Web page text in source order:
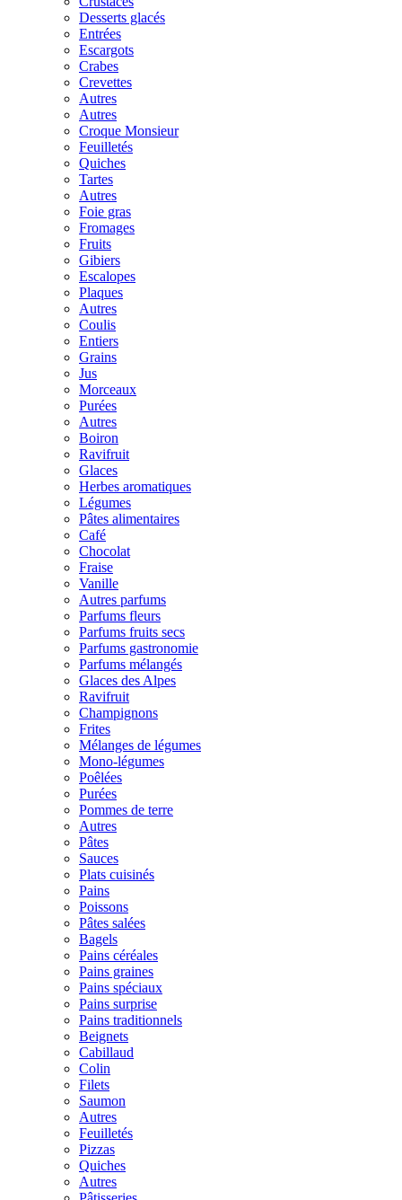
Desserts glacés
Entrées
Escargots
Crabes
Crevettes
Autres
Autres
Croque Monsieur
Feuilletés
Quiches
Tartes
Autres
Foie gras
Fromages
Fruits
Gibiers
Escalopes
Plaques
Autres
Coulis
Entiers
Grains
Jus
Morceaux
Purées
Autres
Boiron
Ravifruit
Glaces
Herbes aromatiques
Légumes
Pâtes alimentaires
Café
Chocolat
Fraise
Vanille
Autres parfums
Parfums fleurs
Parfums fruits secs
Parfums gastronomie
Parfums mélangés
Glaces des Alpes
Ravifruit
Champignons
Frites
Mélanges de légumes
Mono-légumes
Poêlées
Purées
Pommes de terre
Autres
Pâtes
Sauces
Plats cuisinés
Pains
Poissons
Pâtes salées
Bagels
Pains céréales
Pains graines
Pains spéciaux
Pains surprise
Pains traditionnels
Beignets
Cabillaud
Colin
Filets
Saumon
Autres
Feuilletés
Pizzas
Quiches
Autres